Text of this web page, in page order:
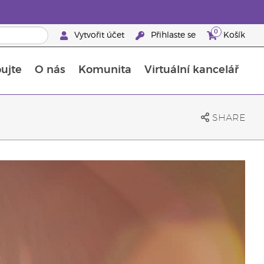
Vytvořit účet Přihlaste se 0 Košík
O nás Komunita Virtuální kancelář
SHARE